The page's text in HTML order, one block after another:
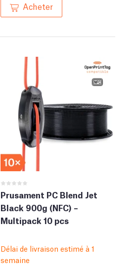
Acheter
Prusament PC Blend Jet
Black 900g (NFC) –
Multipack 10 pcs
Délai de livraison estimé à 1
semaine